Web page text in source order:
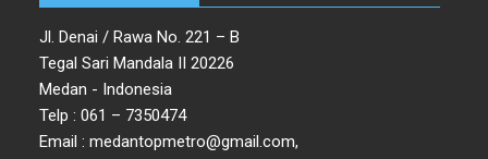
Jl. Denai / Rawa No. 221 – B
Tegal Sari Mandala II 20226
Medan - Indonesia
Telp : 061 – 7350474
Email : medantopmetro@gmail.com,